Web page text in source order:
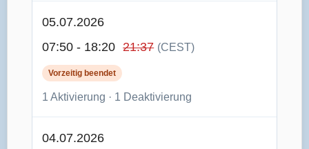
05.07.2026
07:50 - 18:20 21:37 (CEST)
Vorzeitig beendet
1 Aktivierung · 1 Deaktivierung
04.07.2026